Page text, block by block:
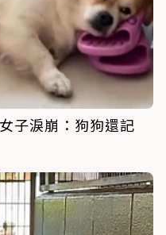
子淚崩：狗狗還記